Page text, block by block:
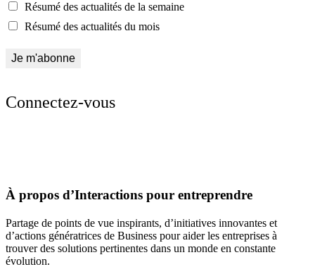
Résumé des actualités de la semaine
Résumé des actualités du mois
Connectez-vous
À propos d’Interactions pour entreprendre
Partage de points de vue inspirants, d’initiatives innovantes et
d’actions génératrices de Business pour aider les entreprises à
trouver des solutions pertinentes dans un monde en constante
évolution.